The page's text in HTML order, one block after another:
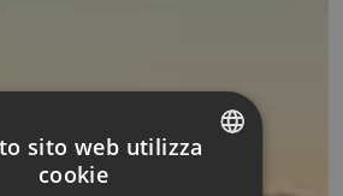
sito web utilizza
cookie